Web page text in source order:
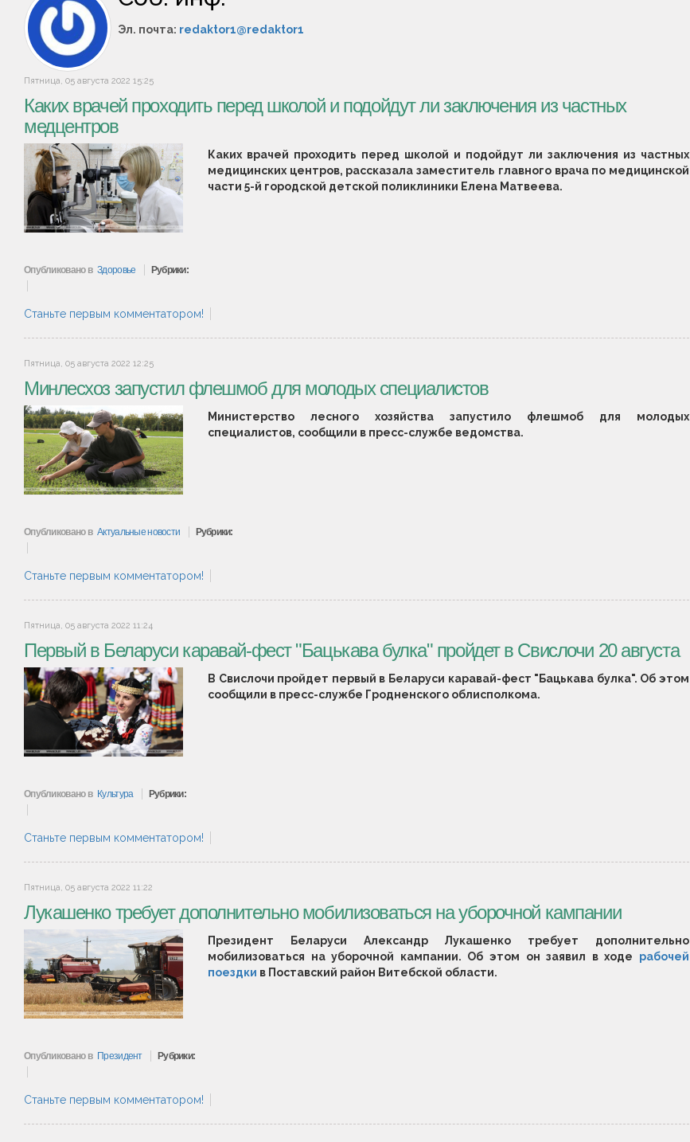
Эл. почта: redaktor1@redaktor1
Пятница, 05 августа 2022 15:25
Каких врачей проходить перед школой и подойдут ли заключения из частных
медцентров
Каких врачей проходить перед школой и подойдут ли заключения из частных
медицинских центров, рассказала заместитель главного врача по медицинской
части 5-й городской детской поликлиники Елена Матвеева.
Опубликовано в Здоровье Рубрики:
Станьте первым комментатором!
Пятница, 05 августа 2022 12:25
Минлесхоз запустил флешмоб для молодых специалистов
Министерство лесного хозяйства запустило флешмоб для молодых
специалистов, сообщили в пресс-службе ведомства.
Опубликовано в Актуальные новости Рубрики:
Станьте первым комментатором!
Пятница, 05 августа 2022 11:24
Первый в Беларуси каравай-фест "Бацькава булка" пройдет в Свислочи 20 августа
В Свислочи пройдет первый в Беларуси каравай-фест "Бацькава булка". Об этом
сообщили в пресс-службе Гродненского облисполкома.
Опубликовано в Культура Рубрики:
Станьте первым комментатором!
Пятница, 05 августа 2022 11:22
Лукашенко требует дополнительно мобилизоваться на уборочной кампании
Президент Беларуси Александр Лукашенко требует дополнительно
мобилизоваться на уборочной кампании. Об этом он заявил в ходе рабочей
поездки в Поставский район Витебской области.
Опубликовано в Президент Рубрики:
Станьте первым комментатором!